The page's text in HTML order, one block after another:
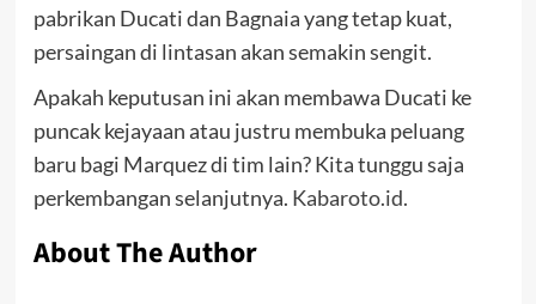
pabrikan Ducati dan Bagnaia yang tetap kuat,
persaingan di lintasan akan semakin sengit.
Apakah keputusan ini akan membawa Ducati ke
puncak kejayaan atau justru membuka peluang
baru bagi Marquez di tim lain? Kita tunggu saja
perkembangan selanjutnya. Kabaroto.id.
About The Author